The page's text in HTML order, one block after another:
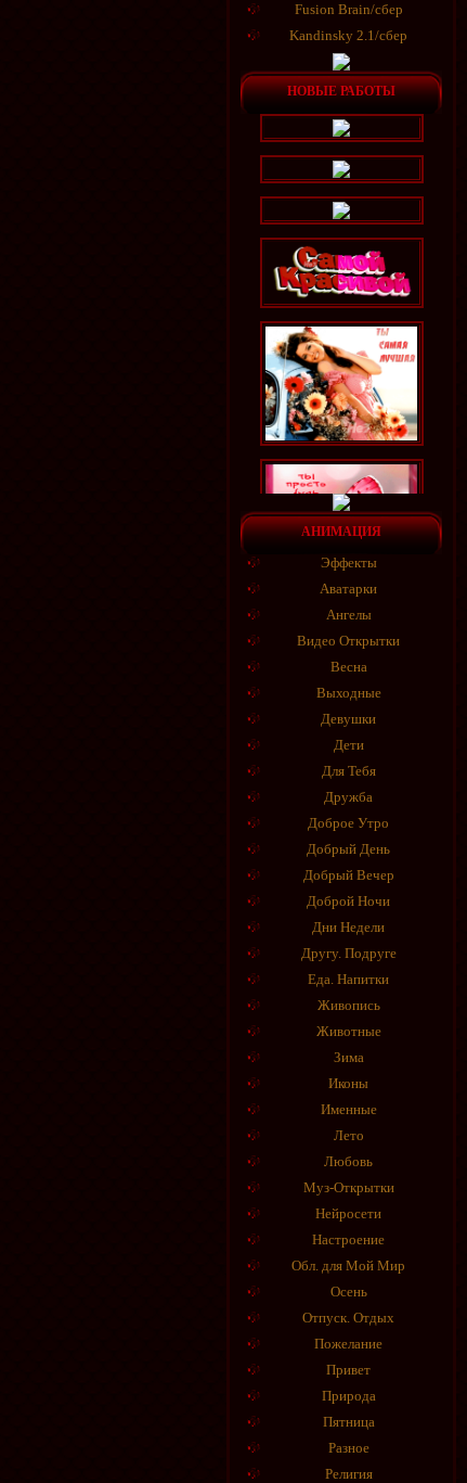
Fusion Brain/сбер
Kandinsky 2.1/сбер
НОВЫЕ РАБОТЫ
АНИМАЦИЯ
Эффекты
Аватарки
Ангелы
Видео Открытки
Весна
Выходные
Девушки
Дети
Для Тебя
Дружба
Доброе Утро
Добрый День
Добрый Вечер
Доброй Ночи
Дни Недели
Другу. Подруге
Еда. Напитки
Живопись
Животные
Зима
Иконы
Именные
Лето
Любовь
Муз-Открытки
Нейросети
Настроение
Обл. для Мой Мир
Осень
Отпуск. Отдых
Пожелание
Привет
Природа
Пятница
Разное
Религия